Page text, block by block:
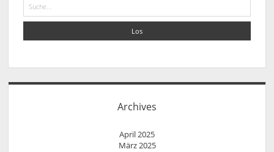
Archives
April 2025
März 2025